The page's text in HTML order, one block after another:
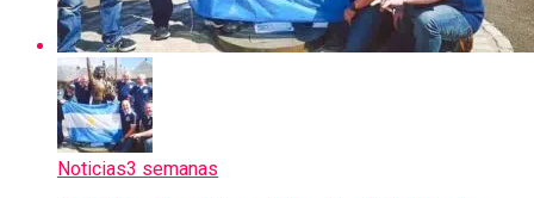
Noticias3 semanas